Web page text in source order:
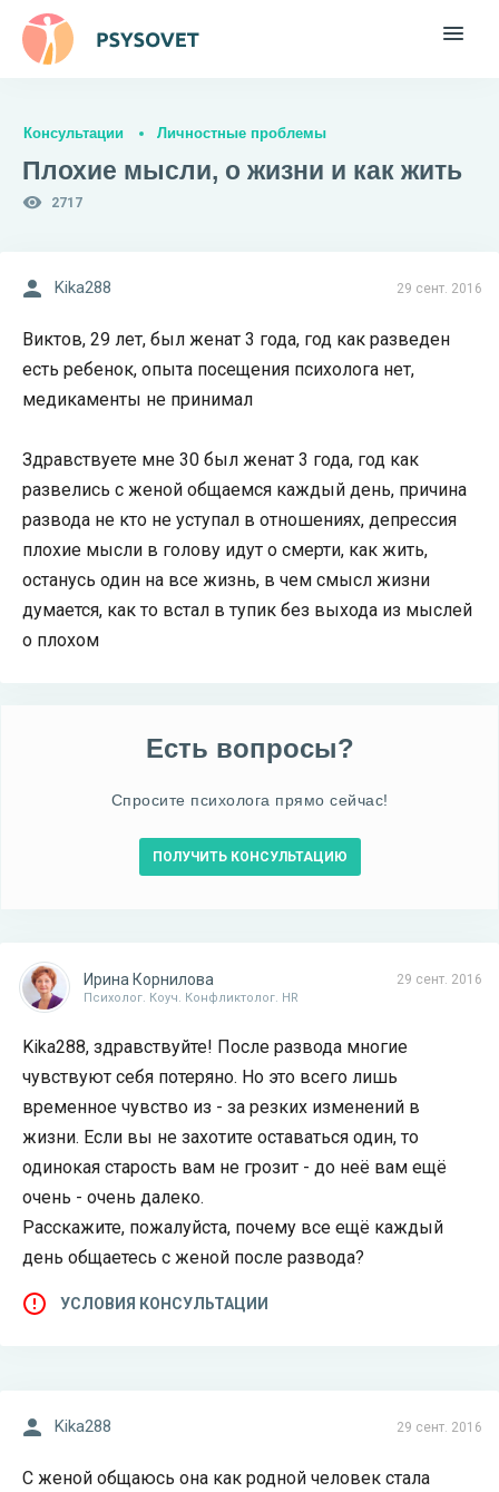
Консультации Личностные проблемы
Плохие мысли, о жизни и как жить
2717
29 сент. 2016
Kika288
Виктов, 29 лет, был женат 3 года, год как разведен
есть ребенок, опыта посещения психолога нет,
медикаменты не принимал
Здравствуете мне 30 был женат 3 года, год как
развелись с женой общаемся каждый день, причина
развода не кто не уступал в отношениях, депрессия
плохие мысли в голову идут о смерти, как жить,
останусь один на все жизнь, в чем смысл жизни
думается, как то встал в тупик без выхода из мыслей
о плохом
Есть вопросы?
Спросите психолога прямо сейчас!
ПОЛУЧИТЬ КОНСУЛЬТАЦИЮ
29 сент. 2016
Ирина Корнилова
Психолог. Коуч. Конфликтолог. HR
Kika288, здравствуйте! После развода многие
чувствуют себя потеряно. Но это всего лишь
временное чувство из - за резких изменений в
жизни. Если вы не захотите оставаться один, то
одинокая старость вам не грозит - до неё вам ещё
очень - очень далеко.
Расскажите, пожалуйста, почему все ещё каждый
день общаетесь с женой после развода?
УСЛОВИЯ КОНСУЛЬТАЦИИ
29 сент. 2016
Kika288
С женой общаюсь она как родной человек стала